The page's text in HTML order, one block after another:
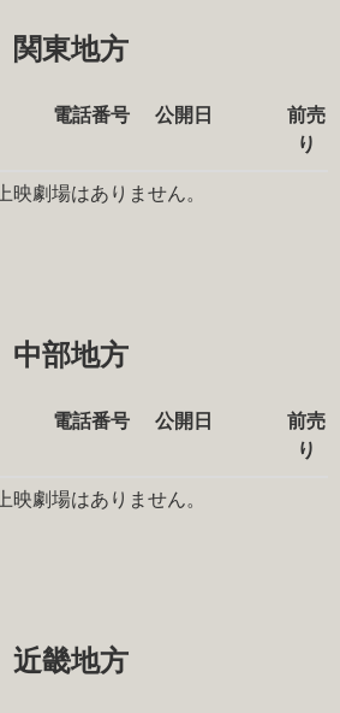
関東地方
電話番号 公開日
前売
り
映劇場はありません。
中部地方
電話番号 公開日
前売
り
映劇場はありません。
近畿地方